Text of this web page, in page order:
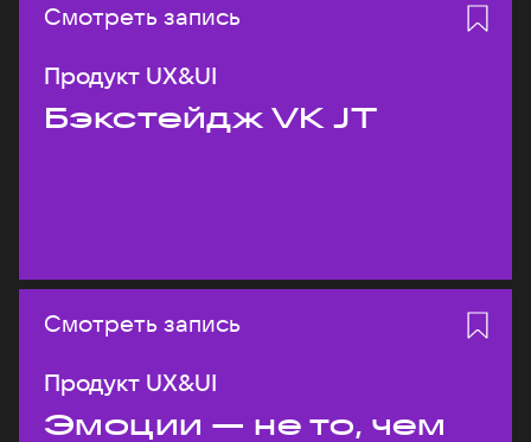
Смотреть запись
Продукт UX&UI
Бэкстейдж VK JT
Смотреть запись
Продукт UX&UI
Эмоции — не то, чем